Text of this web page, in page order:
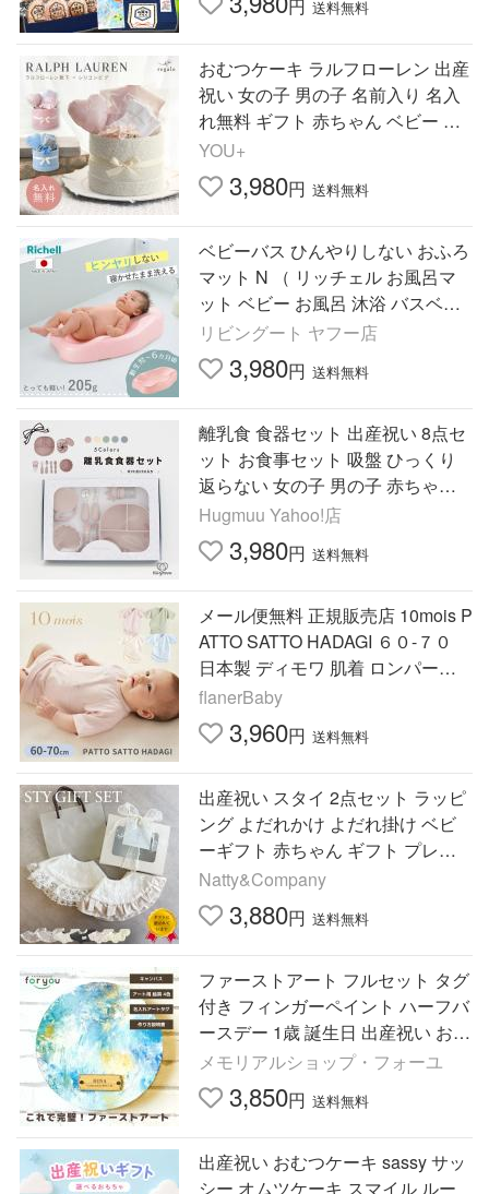
円 送料無料
おむつケーキ ラルフローレン 出産
祝い 女の子 男の子 名前入り 名入
れ無料 ギフト 赤ちゃん ベビー ソ
ックス シリコンビブ おしゃれ loul
ou ルル regalo
YOU+
3,980円 送料無料
ベビーバス ひんやりしない おふろ
マット N （ リッチェル お風呂マ
ット ベビー お風呂 沐浴 バスベッ
ド バスマット 軽い 浴室内 ベビー
用 ）
リビングート ヤフー店
3,980円 送料無料
離乳食 食器セット 出産祝い 8点セ
ット お食事セット 吸盤 ひっくり
返らない 女の子 男の子 赤ちゃん
シリコン プレゼント hugmuu
Hugmuu Yahoo!店
3,980円 送料無料
メール便無料 正規販売店 10mois P
ATTO SATTO HADAGI ６０-７０
日本製 ディモワ 肌着 ロンパース
出産祝い プレゼント 一部予約
flanerBaby
3,960円 送料無料
出産祝い スタイ 2点セット ラッピ
ング よだれかけ よだれ掛け ベビ
ーギフト 赤ちゃん ギフト プレゼ
ント 女の子 男の子 ビブ 誕生日 お
祝い おしゃれ かわいい
Natty&Company
3,880円 送料無料
ファーストアート フルセット タグ
付き フィンガーペイント ハーフバ
ースデー 1歳 誕生日 出産祝い お祝
い ベビーギフト アクリルガッシュ
赤ちゃん メモリアル
メモリアルショップ・フォーユ
3,850円 送料無料
出産祝い おむつケーキ sassy サッ
シー オムツケーキ スマイル ルー